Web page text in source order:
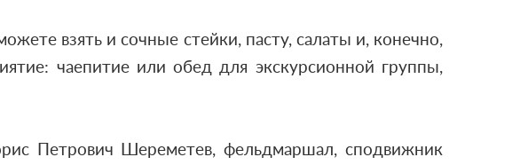
взять и сочные стейки, пасту, салаты и, конечно,
чаепитие или обед для экскурсионной группы,
Петрович Шереметев, фельдмаршал, сподвижник